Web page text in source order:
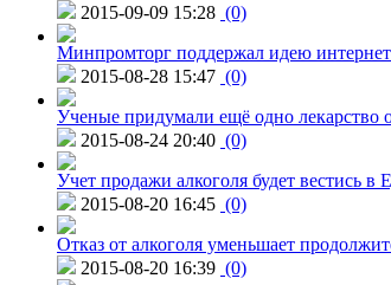
2015-09-09 15:28 (0)
Минпромторг поддержал идею
2015-08-28 15:47 (0)
Ученые придумали ещё одно лекарство
2015-08-24 20:40 (0)
Учет продажи алкоголя будет вестись
2015-08-20 16:45 (0)
Отказ от алкоголя уменьшает
2015-08-20 16:39 (0)